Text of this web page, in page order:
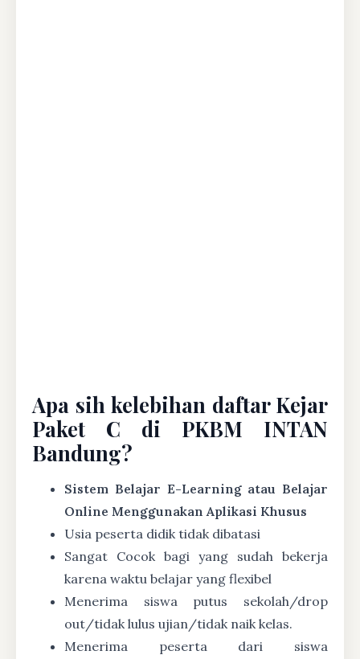
Apa sih kelebihan daftar Kejar
Paket C di PKBM INTAN
Bandung?
Sistem Belajar E-Learning atau Belajar
Online Menggunakan Aplikasi Khusus
Usia peserta didik tidak dibatasi
Sangat Cocok bagi yang sudah bekerja
karena waktu belajar yang flexibel
Menerima siswa putus sekolah/drop
out/tidak lulus ujian/tidak naik kelas.
Menerima peserta dari siswa